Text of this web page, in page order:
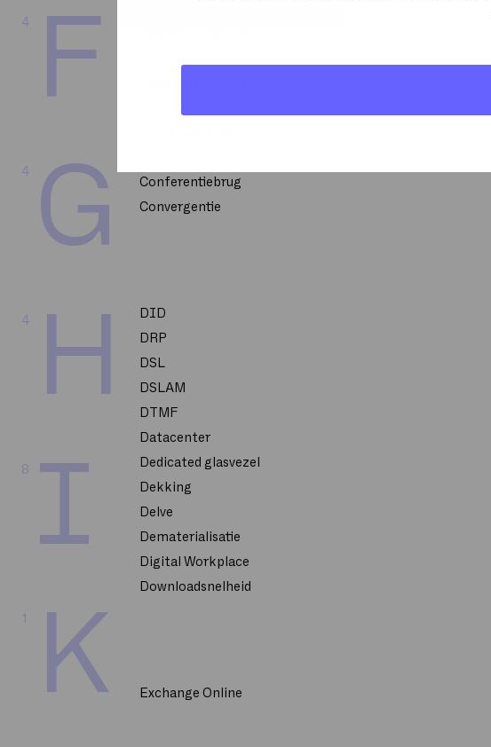
F
4
G
4
H
4
I
8
K
1
Conferentiebrug
Convergentie
DID
DRP
DSL
DSLAM
DTMF
Datacenter
Dedicated glasvezel
Dekking
Delve
Dematerialisatie
Digital Workplace
Downloadsnelheid
Exchange Online